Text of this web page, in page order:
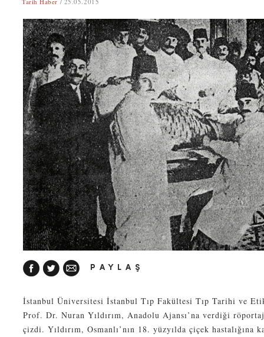
PAYLAŞ
İstanbul Üniversitesi İstanbul Tıp Fakültesi Tıp Tarihi ve
Prof. Dr. Nuran Yıldırım, Anadolu Ajansı’na verdiği
çizdi. Yıldırım, Osmanlı’nın 18. yüzyılda çiçek hastalığına